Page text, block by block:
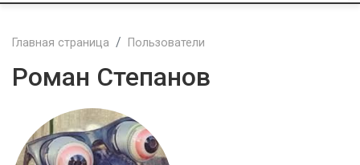
Главная страница Пользователи
Роман Степанов